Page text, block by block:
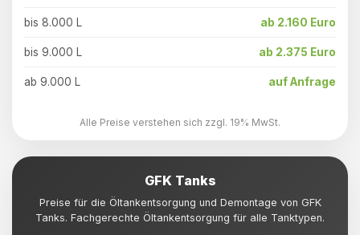
bis 8.000 L ab 2.160 Euro
bis 9.000 L ab 2.375 Euro
ab 9.000 L auf Anfrage
Alle Preise verstehen sich zzgl. 19% MwSt.
GFK Tanks
Preise für die Öltankentsorgung und Demontage von GFK
Tanks. Fachgerechte Öltankentsorgung für alle Tanktypen.